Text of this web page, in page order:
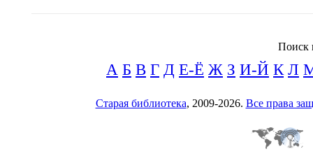
Поиск
А Б В Г Д Е-Ё Ж З И-Й К Л
Старая библиотека, 2009-2026. Все права